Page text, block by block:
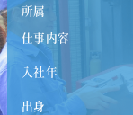
所属
仕事内容
入社年
出身